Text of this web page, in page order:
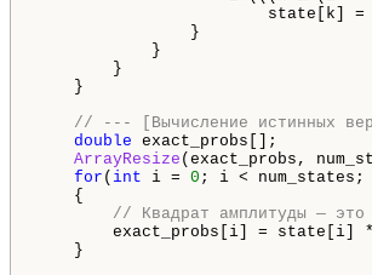
state[k] = -
}
}
}
}
// --- [Вычисление истинных
double exact_probs[];
ArrayResize (exact_probs,
for ( int i = 0 ; i < num_states;
{
// Квадрат амплитуды — это
exact_probs[i] = state[i]
}